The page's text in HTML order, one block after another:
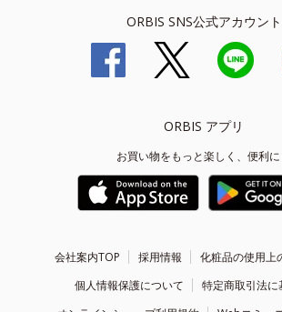
ORBIS SNS公式アカウント
ORBIS アプリ
お買い物をもっと楽しく、便利に
会社案内TOP 採用情報
化粧品の使用上
個人情報保護について
特定商取引法に